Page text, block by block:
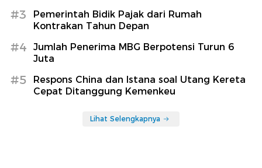
#3
Pemerintah Bidik Pajak dari Rumah
Kontrakan Tahun Depan
#4
Jumlah Penerima MBG Berpotensi Turun 6
Juta
#5
Respons China dan Istana soal Utang Kereta
Cepat Ditanggung Kemenkeu
Lihat Selengkapnya